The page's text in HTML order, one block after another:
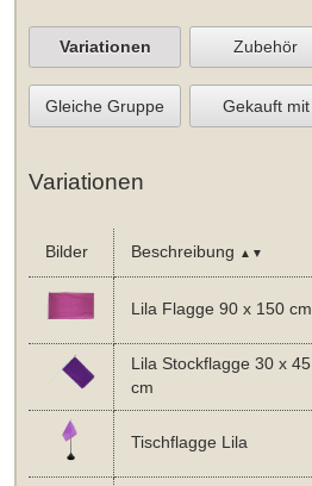
Variationen Zubehör
Gleiche Gruppe Gekauft mit
Variationen
Bilder Beschreibung ▲▼
Lila Flagge 90 x 150 cm
Lila Stockflagge 30 x 45
cm
Tischflagge Lila